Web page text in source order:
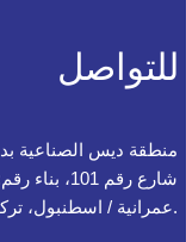
للتواصل
منطقة ديس الصناعية
شارع رقم 101، بناء رقم: 8-10، 34775
عمرانية / اسطنبول، تركيا.